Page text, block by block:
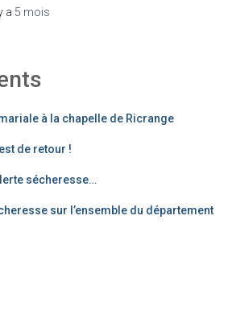
a 5 mois
à la chapelle de Ricrange
de retour !
sécheresse…
sur l’ensemble du département